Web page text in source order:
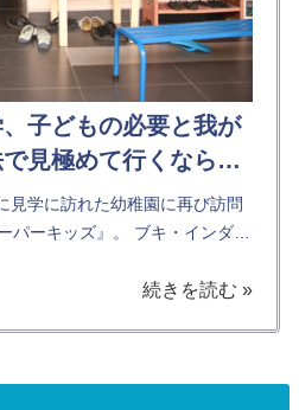
子どもの必要と我が
見極めて行くなら…
見学に訪れた幼稚園に再び訪問
パーキッズ』。 ブキ・インダに
ビスもあります。 ローカルの
続きを読む »